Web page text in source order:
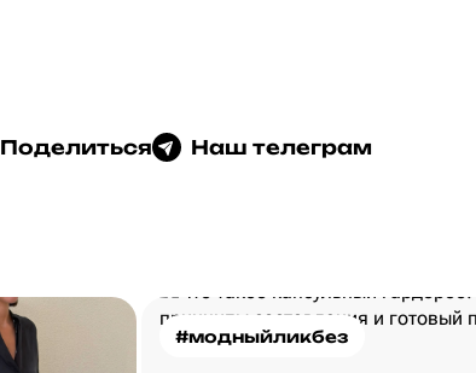
Поделиться Наш телеграм
#модныйликбез